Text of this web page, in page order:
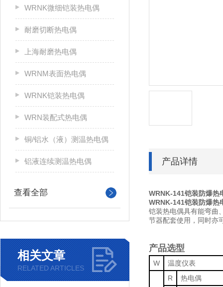
WRNK微细铠装热电偶
耐磨切断热电偶
上海耐磨热电偶
WRNM表面热电偶
WRNK铠装热电偶
WRN装配式热电偶
铜/铝水（液）测温热电偶
铝液连续测温热电偶
查看全部
相关文章
RELATED ARTICLES
产品详情
WRNK-141铠装防爆热
WRNK-141铠装防爆热
铠装热电偶具有能弯曲
节器配套使用，同时亦
产品选型
W
温度仪表
R
热电偶